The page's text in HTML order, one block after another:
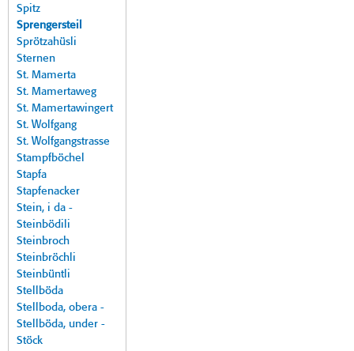
Spitz
Sprengersteil
Sprötzahüsli
Sternen
St. Mamerta
St. Mamertaweg
St. Mamertawingert
St. Wolfgang
St. Wolfgangstrasse
Stampfböchel
Stapfa
Stapfenacker
Stein, i da -
Steinbödili
Steinbroch
Steinbröchli
Steinbüntli
Stellböda
Stellboda, obera -
Stellböda, under -
Stöck